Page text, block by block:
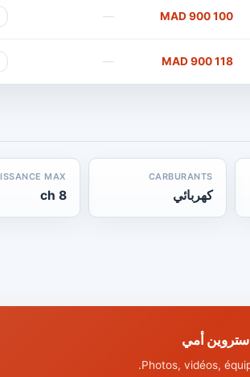
100 900 MAD
—
118 900 MAD
—
CARBURANTS
كهربائي
MAX
8 ch
Photos, vidéos,